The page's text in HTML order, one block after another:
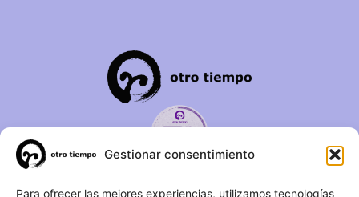
Gestionar consentimiento
Para ofrecer las mejores experiencias, utilizamos tecnologías